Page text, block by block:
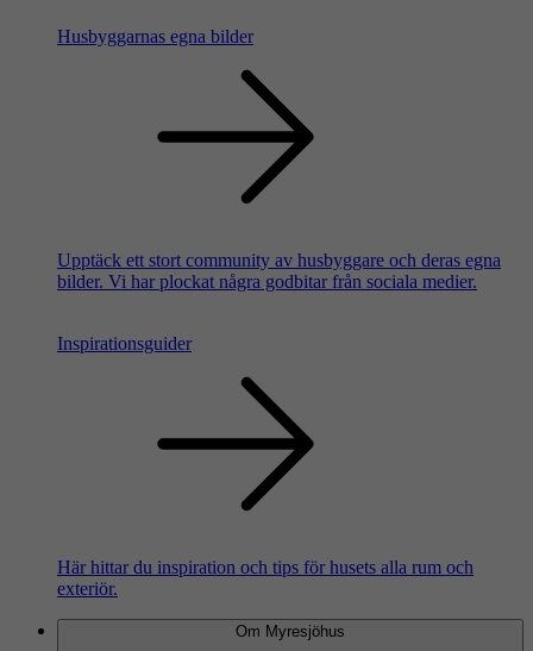
Husbyggarnas egna bilder
Upptäck ett stort community av husbyggare och deras egna
bilder. Vi har plockat några godbitar från sociala medier.
Inspirationsguider
Här hittar du inspiration och tips för husets alla rum och
exteriör.
Om Myresjöhus